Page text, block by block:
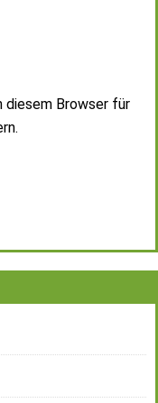
diesem Browser für